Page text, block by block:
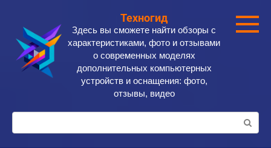
контенту
Техногид
Здесь вы сможете найти обзоры с
характеристиками, фото и отзывами
о современных моделях
дополнительных компьютерных
устройств и оснащения: фото,
отзывы, видео
Поиск: